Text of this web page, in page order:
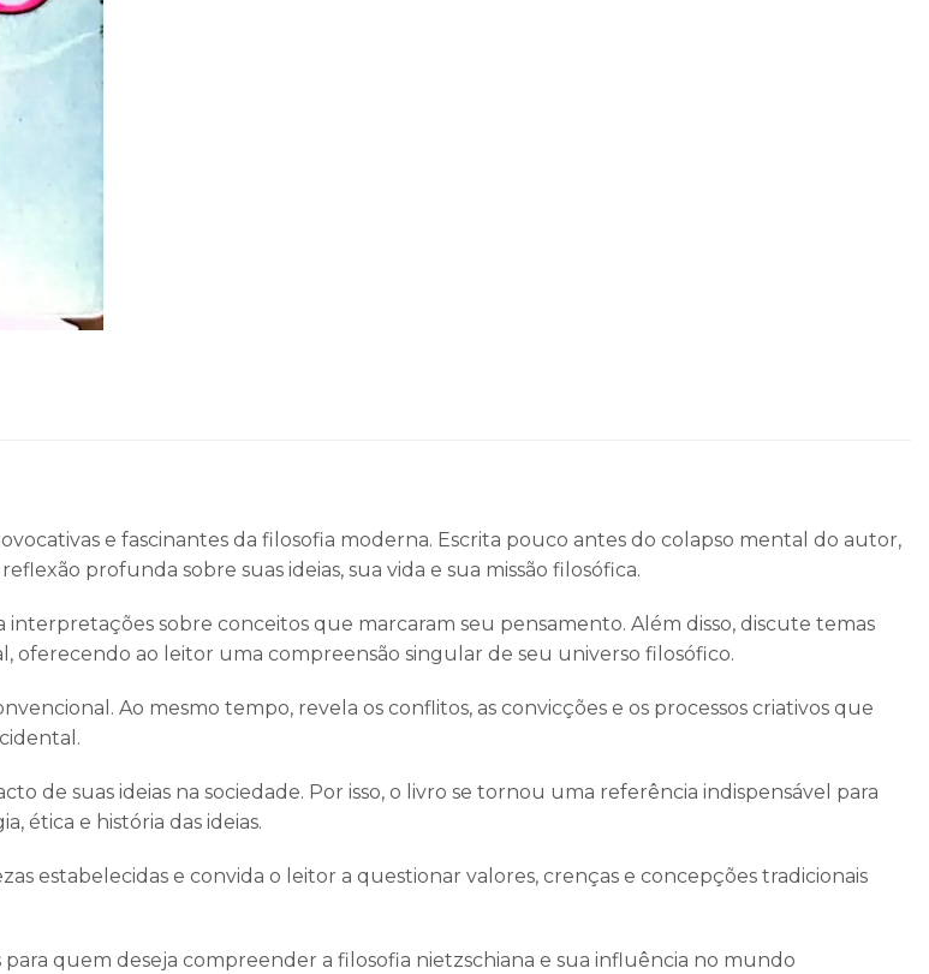
e fascinantes da filosofia moderna. Escrita pouco antes do colapso mental do autor,
profunda sobre suas ideias, sua vida e sua missão filosófica.
sobre conceitos que marcaram seu pensamento. Além disso, discute temas
oferecendo ao leitor uma compreensão singular de seu universo filosófico.
Ao mesmo tempo, revela os conflitos, as convicções e os processos criativos que
de suas ideias na sociedade. Por isso, o livro se tornou uma referência indispensável para
ética e história das ideias.
estabelecidas e convida o leitor a questionar valores, crenças e concepções tradicionais
quem deseja compreender a filosofia nietzschiana e sua influência no mundo